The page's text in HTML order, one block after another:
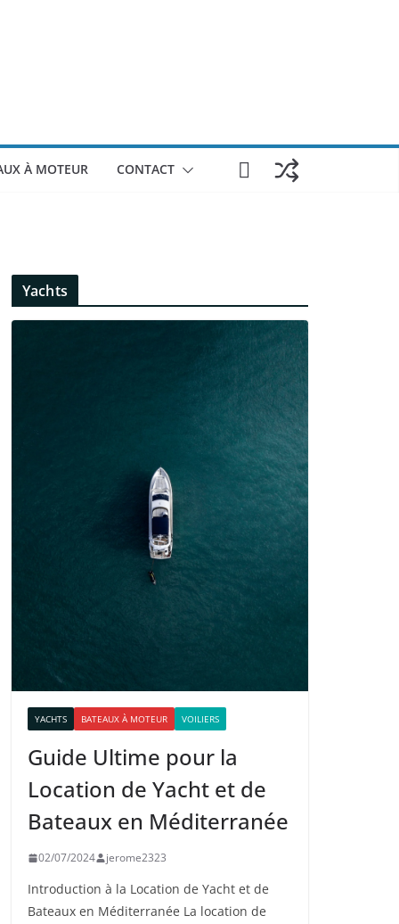
À MOTEUR CONTACT
Yachts
YACHTS BATEAUX À MOTEUR VOILIERS
Guide Ultime pour la
Location de Yacht et de
Bateaux en Méditerranée
02/07/2024 jerome2323
Introduction à la Location de Yacht et de
Bateaux en Méditerranée La location de